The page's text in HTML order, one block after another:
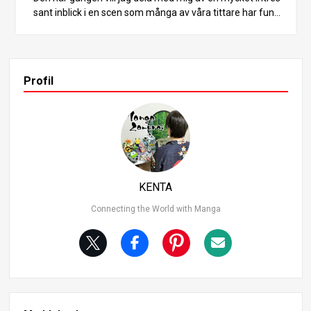
sant inblick i en scen som många av våra tittare har fund
biten av Herren av det närliggande havet. På den tiden, u
le han verkligen ha lidit så stor skada att en av hans händ
er bitits av av Närsjöns herre? Från publiken, Är det inte e
tt inställningsmisstag? Var han faktiskt begåvad och förs
vagad för att han var under vattnet? Gav han dem avsiktl
igt mat? och många andra funderingar har dykt upp. I det
här numret skulle jag vilja introducera en mycket överras
ier. Luffy åt Shanks arm! Först av allt, låt mig berätta slut
satsen. “Jag trodde att det var Luffy som bet av Shanks
vänstra arm i den här scenen.
Profil
KENTA
Connecting the World with Manga